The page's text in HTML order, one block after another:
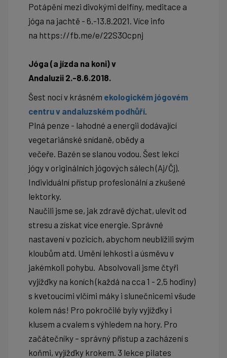
Potápění mezi divokými delfíny, meditace a
jóga na jachtě - 6.-13.8.2021. Více info
na https://fb.me/e/22S3Ocpnj
Jóga (a jízda na koni) v
Andaluzii 2.-8.6.2018.
Šest nocí v krásném ekologickém jógovém
centru v andaluzském podhůří
Plná penze - lahodné a energii dodávající
vegetariánské snídaně, obědy a
večeře. Bazén se slanou vodou. Šest lekcí
jógy v originálních jógových sálech (Aj/Čj).
Individuální přístup profesionální a zkušené
lektorky.
Naučili jsme se, jak zdravě dýchat, ulevit od
stresu a získat více energie. Správné
nastavení v pozicích, abychom neublížili svým
kloubům atd. Umění lehkosti a úsměvu v
jakémkoli pohybu. Absolvovali jsme čtyři
vyjížďky na koních (každá na cca 1 - 2,5 hodiny)
s kvetoucími vlčími máky i slunečnicemi všude
kolem nás! Pro pokročilé byly vyjížďky i
klusem a cvalem s výhledem na hory. Pro
začátečníky – správný přístup a zacházení s
koňmi, vyjížďky krokem. 3 lekce pilates